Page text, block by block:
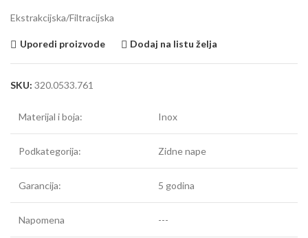
Ekstrakcijska/Filtracijska
Uporedi proizvode Dodaj na listu želja
SKU: 320.0533.761
Materijal i boja: Inox
Podkategorija: Zidne nape
Garancija: 5 godina
Napomena ---